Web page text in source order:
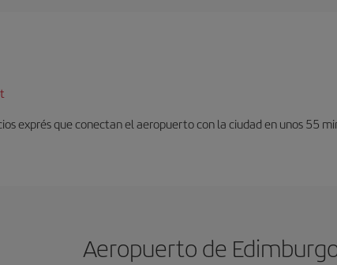
exprés que conectan el aeropuerto con la ciudad en unos 55
Aeropuerto de